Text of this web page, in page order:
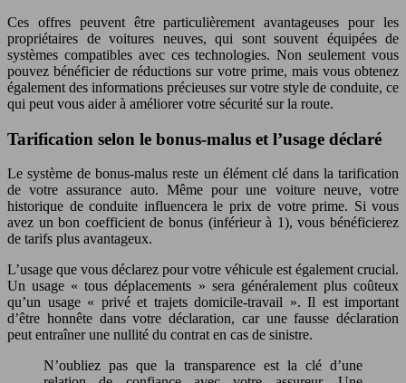
Ces offres peuvent être particulièrement avantageuses pour les
propriétaires de voitures neuves, qui sont souvent équipées de
systèmes compatibles avec ces technologies. Non seulement vous
pouvez bénéficier de réductions sur votre prime, mais vous obtenez
également des informations précieuses sur votre style de conduite, ce
qui peut vous aider à améliorer votre sécurité sur la route.
Tarification selon le bonus-malus et l’usage déclaré
Le système de bonus-malus reste un élément clé dans la tarification
de votre assurance auto. Même pour une voiture neuve, votre
historique de conduite influencera le prix de votre prime. Si vous
avez un bon coefficient de bonus (inférieur à 1), vous bénéficierez
de tarifs plus avantageux.
L’usage que vous déclarez pour votre véhicule est également crucial.
Un usage « tous déplacements » sera généralement plus coûteux
qu’un usage « privé et trajets domicile-travail ». Il est important
d’être honnête dans votre déclaration, car une fausse déclaration
peut entraîner une nullité du contrat en cas de sinistre.
N’oubliez pas que la transparence est la clé d’une